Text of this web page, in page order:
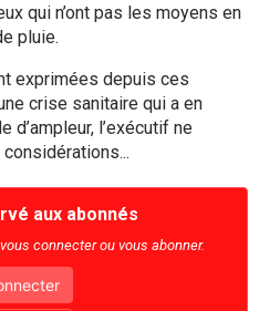
qui n’ont pas les moyens en
pluie.
exprimées depuis ces
crise sanitaire qui a en
l’exécutif ne
aux abonnés
connecter ou vous abonner.